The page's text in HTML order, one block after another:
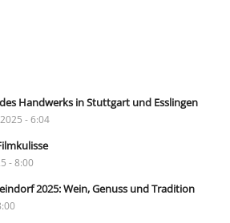
Handwerks in Stuttgart und Esslingen
- 6:04
- 8:00
2025: Wein, Genuss und Tradition